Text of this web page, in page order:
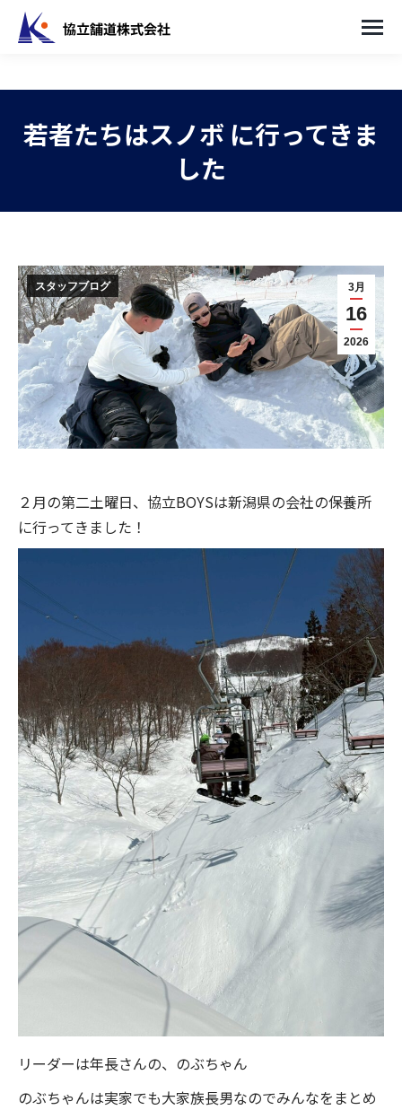
若者たちはスノボ に行ってきま
した
3月
16
2026
スタッフブログ
２月の第二土曜日、協立BOYSは新潟県の会社の保養所
に行ってきました！
リーダーは年長さんの、のぶちゃん
のぶちゃんは実家でも大家族長男なのでみんなをまとめ